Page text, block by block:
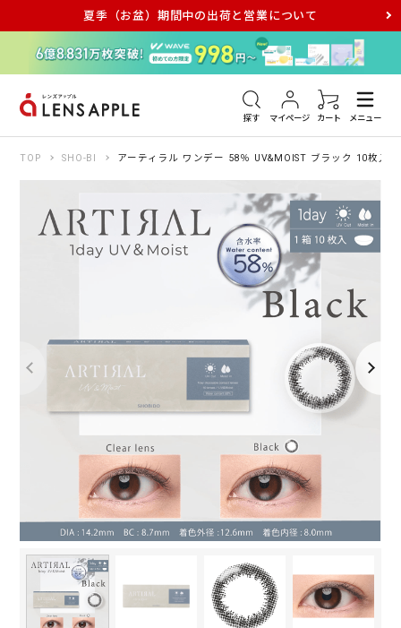
夏季（お盆）期間中の出荷と営業について
探す マイページ カート メニュー
アキュビュー メダリスト メガネ
TOP SHO-BI アーティラル ワンデー 58％ UV&MOIST ブラック 10枚入り